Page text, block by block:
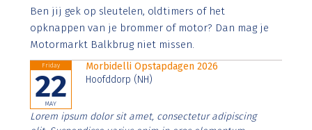
Aenean faucibus nibh et justo cursus id rutrum lorem
imperdiet. Nunc ut sem vitae risus tristique posuere.
Ben jij gek op sleutelen, oldtimers of het
opknappen van je brommer of motor? Dan mag je
Motormarkt Balkbrug niet missen.
Friday
22
MAY
Morbidelli Opstapdagen 2026
Hoofddorp (NH)
Lorem ipsum dolor sit amet, consectetur adipiscing